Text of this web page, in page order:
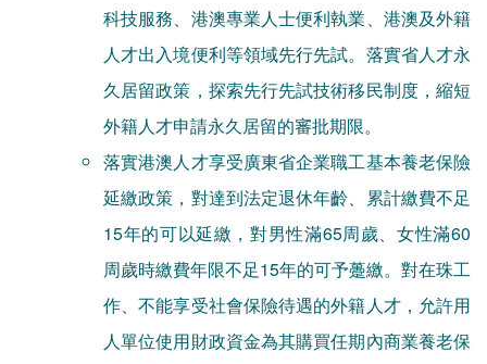
科技服務、港澳專業人士便利執業、港澳及外籍
人才出入境便利等領域先行先試。落實省人才永
久居留政策，探索先行先試技術移民制度，縮短
外籍人才申請永久居留的審批期限。
落實港澳人才享受廣東省企業職工基本養老保險
延繳政策，對達到法定退休年齡、累計繳費不足
15年的可以延繳，對男性滿65周歲、女性滿60
周歲時繳費年限不足15年的可予躉繳。對在珠工
作、不能享受社會保險待遇的外籍人才，允許用
人單位使用財政資金為其購買任期內商業養老保